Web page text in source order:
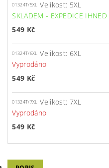
01324T/5XL Velikost: 5XL
SKLADEM - EXPEDICE IHNED
549 Kč
01324T/6XL Velikost: 6XL
Vyprodáno
549 Kč
01324T/7XL Velikost: 7XL
Vyprodáno
549 Kč